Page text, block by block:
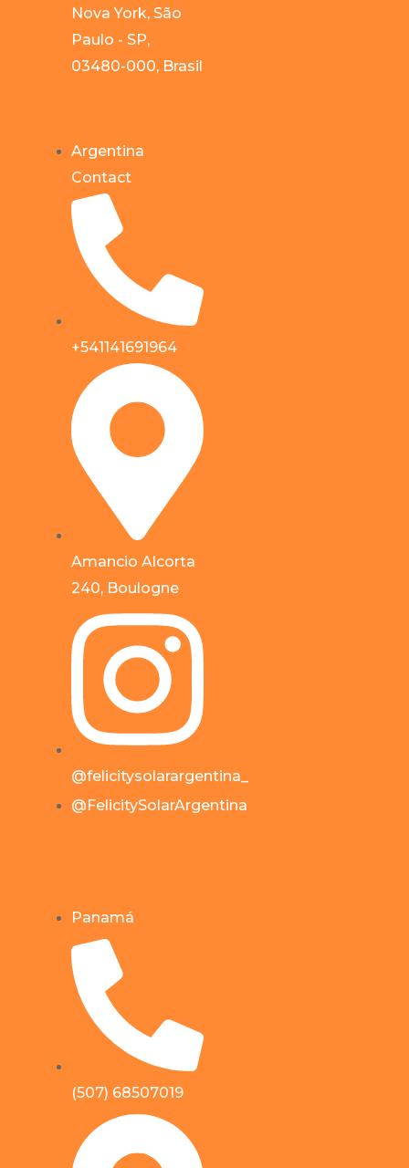
Nova York, São
Paulo - SP,
03480-000, Brasil
Argentina
Contact
+541141691964
Amancio Alcorta
240, Boulogne
@felicitysolarargentina_
@FelicitySolarArgentina
Panamá
(507) 68507019